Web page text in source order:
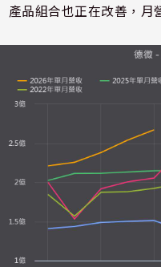
產品組合也正在改善，月